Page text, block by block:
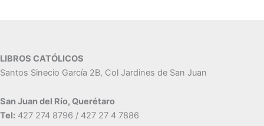
LIBROS CATÓLICOS
Santos Sinecio García 2B, Col Jardines de San Juan
San Juan del Río, Querétaro
Tel: 427 274 8796 / 427 27 4 7886